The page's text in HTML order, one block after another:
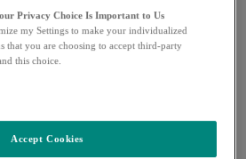
SC
Privacy Choice Is Important to Us
my Settings to make your individualized
that you are choosing to accept third-party
this choice.
Accept Cookies